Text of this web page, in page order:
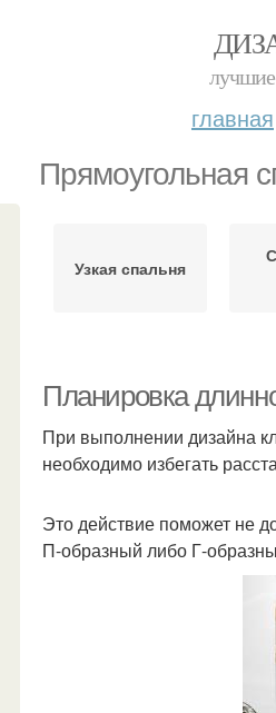
главная
Прямоугольная
Узкая спальня
Планировка
При выполнении дизайна
необходимо избегать
Это действие поможет не
П-образный либо Г-